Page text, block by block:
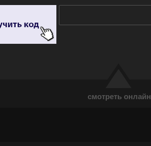
смотреть онлайн